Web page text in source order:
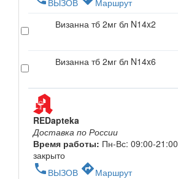
Визанна тб 2мг бл N14x2
Визанна тб 2мг бл N14x6
REDapteka
Доставка по России
Время работы: Пн-Вс: 09:00-21:00
закрыто
phone ВЫЗОВ directionsМаршрут